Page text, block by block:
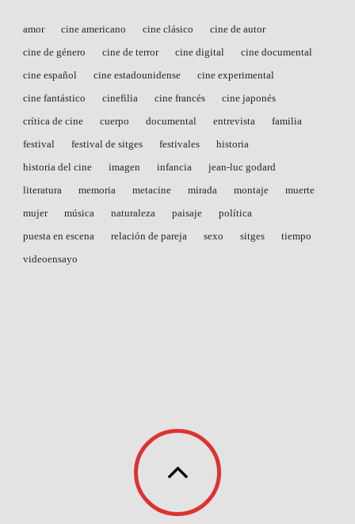
amor cine americano cine clásico
cine de autor
cine de género
cine de terror cine digital
cine documental
cine español
cine estadounidense
cine experimental
cine fantástico
cinefilia cine francés
cine japonés
crítica de cine
cuerpo documental entrevista
familia
festival
festival de sitges festivales
historia
historia del cine
imagen infancia
jean-luc godard
literatura
memoria metacine mirada montaje
muerte
mujer
música naturaleza paisaje
política
puesta en escena
relación de pareja sexo sitges
tiempo
videoensayo